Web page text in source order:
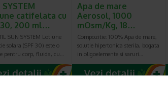
SYSTEM
catifelata cu
30, 200 ml…
SUN SYSTEM Lotiune
solara (SPF 30) este o
pentru corp, fluida, cu…
Apa de mare
Aerosol, 1000
mOsm/Kg, 18…
Compozitie: 100% Apa de mare,
solutie hipertonica sterila, bogata
in oligoelemente si saruri…